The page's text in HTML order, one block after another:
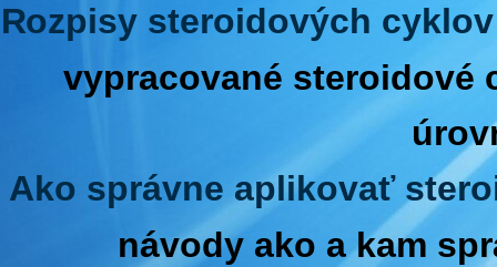
Rozpisy steroidových cyklov
vypracované steroidové
Ako správne aplikovať
návody ako a kam